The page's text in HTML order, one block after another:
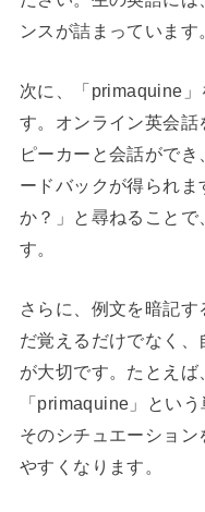
ンスが詰まっています
次に、「primaquine
す。オンライン英会話
ピーカーと会話がで
ードバックが得られ
か？」と尋ねることで
す。
さらに、例文を暗記
だ覚えるだけでなく
が大切です。たとえ
「primaquine」とい
そのシチュエーション
やすくなります。